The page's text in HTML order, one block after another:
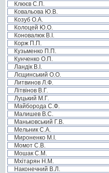
Клюєв С.П.
Ковальова Ю.В.
Козуб О.А.
Колоцей Ю.О.
Коновалюк В.І.
Корж П.П.
Кузьменко П.П.
Кунченко О.П.
Ландік В.І.
Лєщинський О.О.
Литвинов Л.Ф.
Літвінов В.Г.
Луцький М.Г.
Майборода С.Ф.
Малишев В.С.
Маньковський Г.В.
Мельник С.А.
Мироненко М.І.
Момот С.В.
Мошак С.М.
Мхітарян Н.М.
Наконечний В.Л.